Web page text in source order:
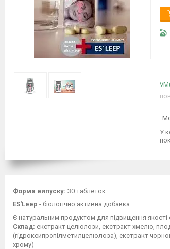
У
Форма випуску: 30 таблеток
ES'Leep - біологічно активна добавка
Є натуральним продуктом для підвищення якості
Склад: екстракт целюлози, екстракт хмелю,
(гідроксипропілметилцелюлоза), екстракт
хрому)